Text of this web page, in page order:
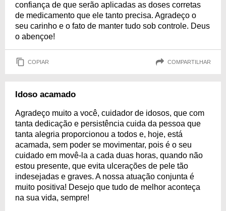
confiança de que serão aplicadas as doses corretas
de medicamento que ele tanto precisa. Agradeço o
seu carinho e o fato de manter tudo sob controle. Deus
o abençoe!
COPIAR COMPARTILHAR
Idoso acamado
Agradeço muito a você, cuidador de idosos, que com
tanta dedicação e persistência cuida da pessoa que
tanta alegria proporcionou a todos e, hoje, está
acamada, sem poder se movimentar, pois é o seu
cuidado em movê-la a cada duas horas, quando não
estou presente, que evita ulcerações de pele tão
indesejadas e graves. A nossa atuação conjunta é
muito positiva! Desejo que tudo de melhor aconteça
na sua vida, sempre!